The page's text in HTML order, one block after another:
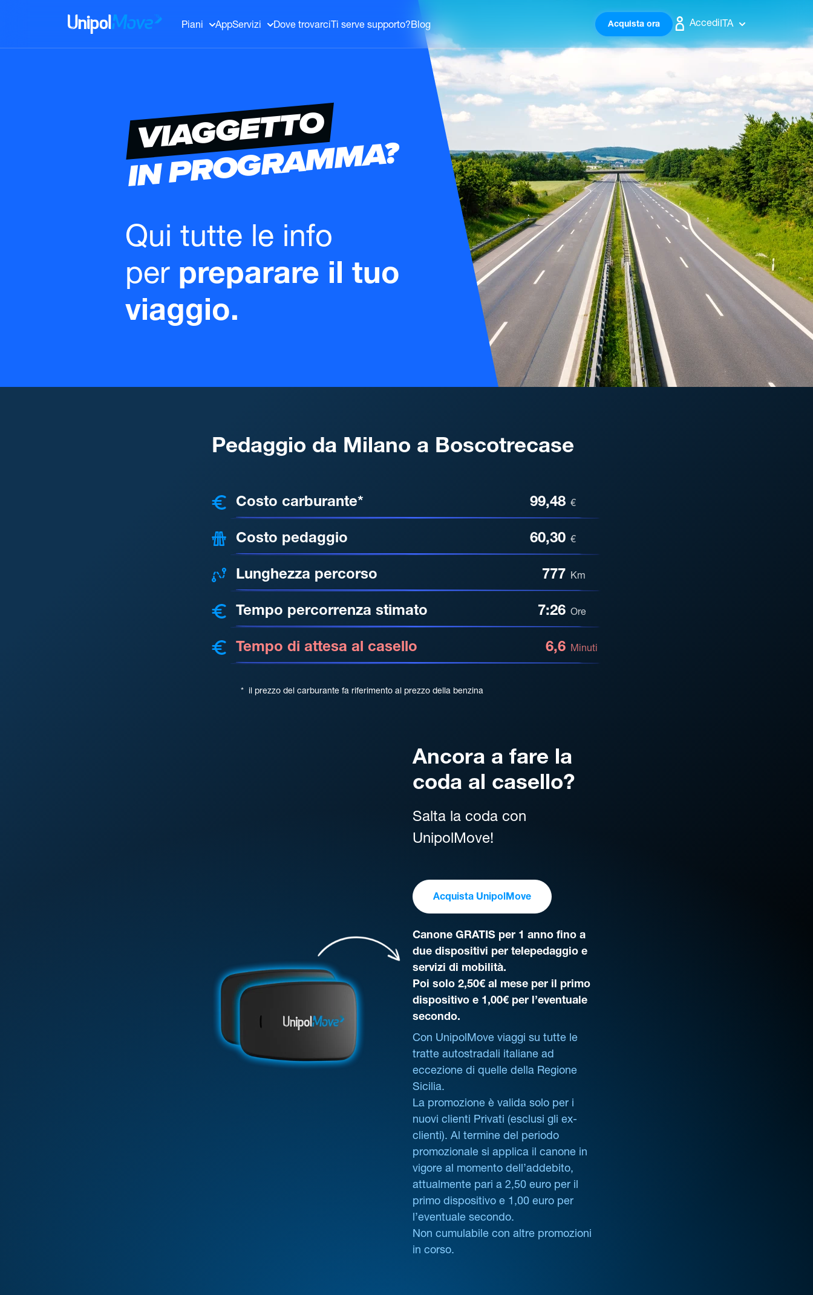
UnipolMove Piani AppServizi Dove trovarci Ti serve supporto?Blog Acquista ora AccediITA
VIAGGETTO
IN PROGRAMMA?
Qui tutte le info
per preparare il tuo
viaggio.
Pedaggio da Milano a Boscotrecase
Costo carburante* 99,48 €
Costo pedaggio 60,30 €
Lunghezza percorso 777 Km
Tempo percorrenza stimato 7:26 Ore
Tempo di attesa al casello 6,6 Minuti
* il prezzo del carburante fa riferimento al prezzo della benzina
Ancora a fare la
coda al casello?
Salta la coda con
UnipolMove!
Acquista UnipolMove
Canone GRATIS per 1 anno fino a
due dispositivi per telepedaggio e
servizi di mobilità.
Poi solo 2,50€ al mese per il primo
dispositivo e 1,00€ per l’eventuale
secondo.
Con UnipolMove viaggi su tutte le
tratte autostradali italiane ad
eccezione di quelle della Regione
Sicilia.
La promozione è valida solo per i
nuovi clienti Privati (esclusi gli ex-
clienti). Al termine del periodo
promozionale si applica il canone in
vigore al momento dell’addebito,
attualmente pari a 2,50 euro per il
primo dispositivo e 1,00 euro per
l’eventuale secondo.
Non cumulabile con altre promozioni
in corso.